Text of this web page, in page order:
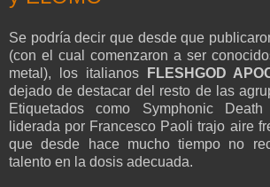
Se podría decir que desde que
(con el cual comenzaron a ser
metal), los italianosFLESHGOD
dejado de destacar del resto de las
Etiquetados como Symphonic
liderada por Francesco Paoli trajo aire
que desde hace mucho tiempo no
talento en la dosis adecuada.